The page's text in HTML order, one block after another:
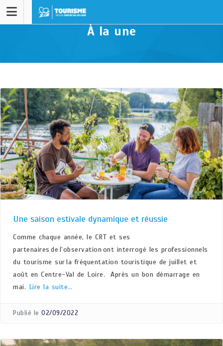
À la une
Une saison estivale dynamique et réussie
Comme chaque année, le CRT et ses
partenaires de l’observation ont interrogé les professionnels
du tourisme sur la fréquentation touristique de juillet et
août en Centre-Val de Loire. Après un bon démarrage en
mai. Lire la suite…
Publié le 02/09/2022